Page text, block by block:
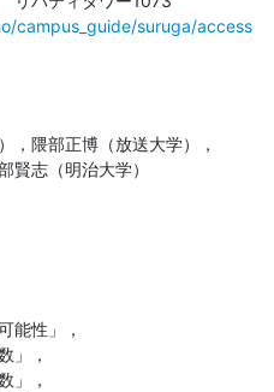
campus_guide/suruga/access
，隈部正博（放送大学），
賢志（明治大学）
能性」，
」，
」，